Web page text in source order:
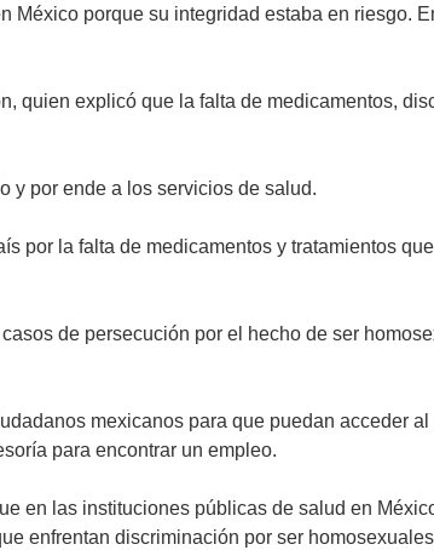
porque su integridad estaba en riesgo.
quien explicó que la falta de medicamentos,
y por ende a los servicios de salud.
por la falta de medicamentos y tratamientos
de persecución por el hecho de ser
mexicanos para que puedan acceder al
para encontrar un empleo.
en las instituciones públicas de salud en
enfrentan discriminación por ser